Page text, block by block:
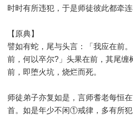
时时有所违犯，于是师徒彼此都牵连
【原典】
譬如有蛇，尾与头言：「我应在前
前，何以卒尔?」头果在前，其尾缠
前，即堕火坑，烧烂而死。
师徒弟子亦复如是，言师耆老每恒
首。如是年少不闲①戒律，多有所犯